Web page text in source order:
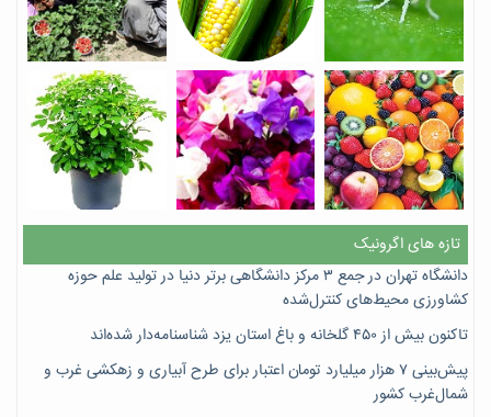
تازه های اگرونیک
دانشگاه تهران در جمع ۳ مرکز دانشگاهی برتر دنیا در تولید علم حوزه
کشاورزی محیط‌های کنترل‌شده
تاکنون بیش از ۴۵۰ گلخانه و باغ استان یزد شناسنامه‌دار شده‌اند
پیش‌بینی ۷‌ هزار میلیارد تومان اعتبار برای طرح آبیاری و زهکشی غرب و
شمال‌غرب کشور